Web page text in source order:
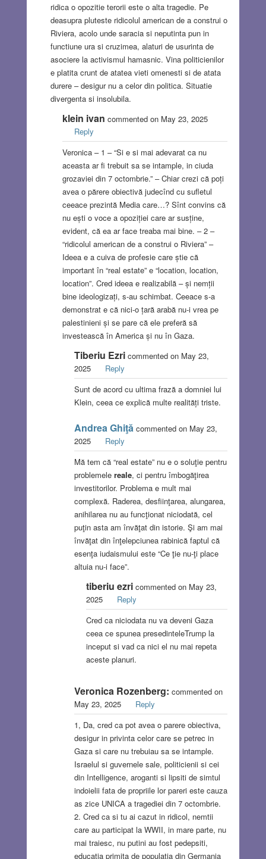
ridica o opozitie terorii este o alta tragedie. Pe
deasupra pluteste ridicolul american de a construi o
Riviera, acolo unde saracia si neputinta pun in
functiune ura si cruzimea, alaturi de usurinta de
asociere la activismul hamasnic. Vina politicienilor
e platita crunt de atatea vieti omenesti si de atata
durere – desigur nu a celor din politica. Situatie
divergenta si insolubila.
klein ivan commented on May 23, 2025
Reply
Veronica – 1 – “Si e si mai adevarat ca nu
aceasta ar fi trebuit sa se intample, in ciuda
grozaviei din 7 octombrie.” – Chiar crezi că poți
avea o părere obiectivă judecînd cu sufletul
ceeace prezintă Media care…? Sînt convins că
nu ești o voce a opoziției care ar susține,
evident, că ea ar face treaba mai bine. – 2 –
“ridicolul american de a construi o Riviera” –
Ideea e a cuiva de profesie care știe că
important în “real estate” e “location, location,
location”. Cred ideea e realizabilă – și nemții
bine ideologizați, s-au schimbat. Ceeace s-a
demonstrat e că nici-o țară arabă nu-i vrea pe
palestinieni și se pare că ele preferă să
investească în America și nu în Gaza.
Tiberiu Ezricommented on May 23,
2025
Reply
Sunt de acord cu ultima frază a domniei lui
Klein, ceea ce explică multe realități triste.
Andrea Ghiţă commented on May 23,
2025
Reply
Mă tem că “real estate” nu e o soluţie pentru
problemele reale, ci pentru îmbogăţirea
investitorilor. Problema e mult mai
complexă. Raderea, desfiinţarea, alungarea,
anihilarea nu au funcţionat niciodată, cel
puţin asta am învăţat din istorie. Şi am mai
învăţat din înţelepciunea rabinică faptul că
esenţa iudaismului este “Ce ţie nu-ţi place
altuia nu-i face”.
tiberiu ezricommented on May 23,
2025
Reply
Cred ca niciodata nu va deveni Gaza
ceea ce spunea presedinteleTrump la
inceput si vad ca nici el nu mai repeta
aceste planuri.
Veronica Rozenberg: commented on
May 23, 2025
Reply
1, Da, cred ca pot avea o parere obiectiva,
desigur in privinta celor care se petrec in
Gaza si care nu trebuiau sa se intample.
Israelul si guvernele sale, politicienii si cei
din Intelligence, aroganti si lipsiti de simtul
indoielii fata de propriile lor pareri este cauza
as zice UNICA a tragediei din 7 octombrie.
2. Cred ca si tu ai cazut in ridicol, nemtii
care au participat la WWII, in mare parte, nu
mai traiesc, nu putini au fost pedepsiti,
educatia primita de populatia din Germania